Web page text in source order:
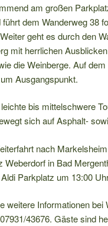
am großen
dem Wanderweg 38
geht es durch den
mit herrlichen
die Weinberge. Auf
Ausgangspunkt.
bis mittelschwere
sich auf Asphalt-
nach
Weberdorf in Bad
Parkplatz um 13:00
weitere Informationen bei
43676. Gäste sind